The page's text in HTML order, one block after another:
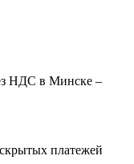
платежей